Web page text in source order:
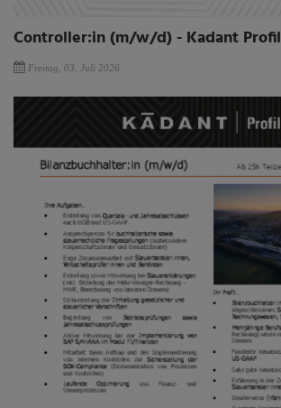
Controller:in (m/w/d) - Kadant Profil
Freitag, 03. Juli 2026